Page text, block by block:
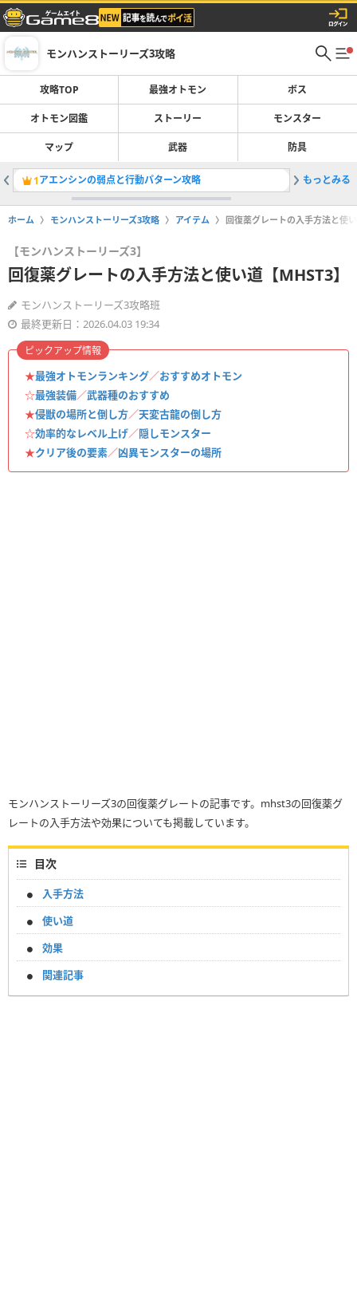
モンハンストーリーズ3攻略
攻略TOP 最強オトモン ボス
オトモン図鑑 ストーリー モンスター
マップ 武器 防具
1アエンシンの弱点と行動パターン攻略 2侵獣オ
もっとみる
ホーム モンハンストーリーズ3攻略 アイテム 回復薬グレートの入手方法と使
【モンハンストーリーズ3】
回復薬グレートの入手方法と使い道【MHST3】
モンハンストーリーズ3攻略班
最終更新日：2026.04.03 19:34
★最強オトモンランキング／おすすめオトモン
☆最強装備／武器種のおすすめ
★侵獣の場所と倒し方／天変古龍の倒し方
☆効率的なレベル上げ／隠しモンスター
★クリア後の要素／凶異モンスターの場所
ピックアップ情報
モンハンストーリーズ3の回復薬グレートの記事です。mhst3の回復薬グ
レートの入手方法や効果についても掲載しています。
目次
入手方法
使い道
効果
関連記事